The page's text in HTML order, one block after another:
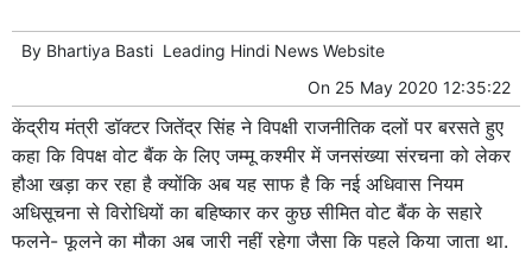
By Bhartiya Basti Leading Hindi News Website
On 25 May 2020 12:35:22
केंद्रीय मंत्री डॉक्टर जितेंद्र सिंह ने विपक्षी राजनीतिक दलों पर बरसते हुए
कहा कि विपक्ष वोट बैंक के लिए जम्मू कश्मीर में जनसंख्या संरचना को लेकर
हौआ खड़ा कर रहा है क्योंकि अब यह साफ है कि नई अधिवास नियम
अधिसूचना से विरोधियों का बहिष्कार कर कुछ सीमित वोट बैंक के सहारे
फलने- फूलने का मौका अब जारी नहीं रहेगा जैसा कि पहले किया जाता था.